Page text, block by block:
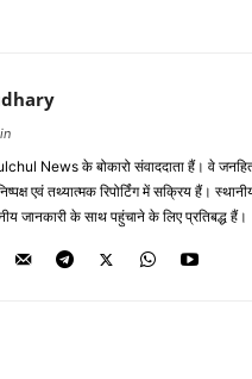
News के बोकारो संवाददाता हैं। वे
एवं तथ्यात्मक रिपोर्टिंग में सक्रिय हैं।
जानकारी के साथ पहुंचाने के लिए प्रतिबद्ध हैं।